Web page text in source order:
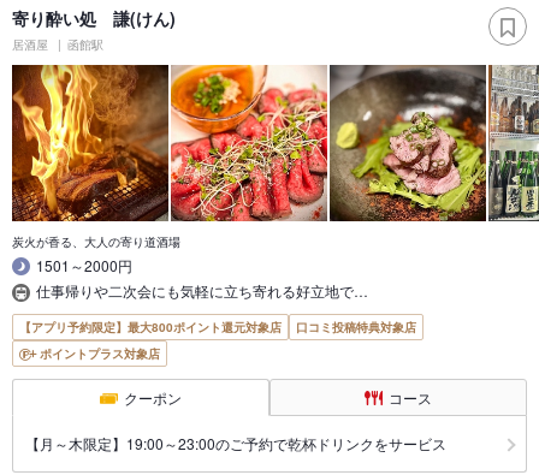
寄り酔い処 謙(けん)
居酒屋 函館駅
炭火が香る、大人の寄り道酒場
1501～2000円
仕事帰りや二次会にも気軽に立ち寄れる好立地で…
【アプリ予約限定】最大800ポイント還元対象店
口コミ投稿特典対象店
ポイントプラス対象店
クーポン コース
【月～木限定】19:00～23:00のご予約で乾杯ドリンクをサービス